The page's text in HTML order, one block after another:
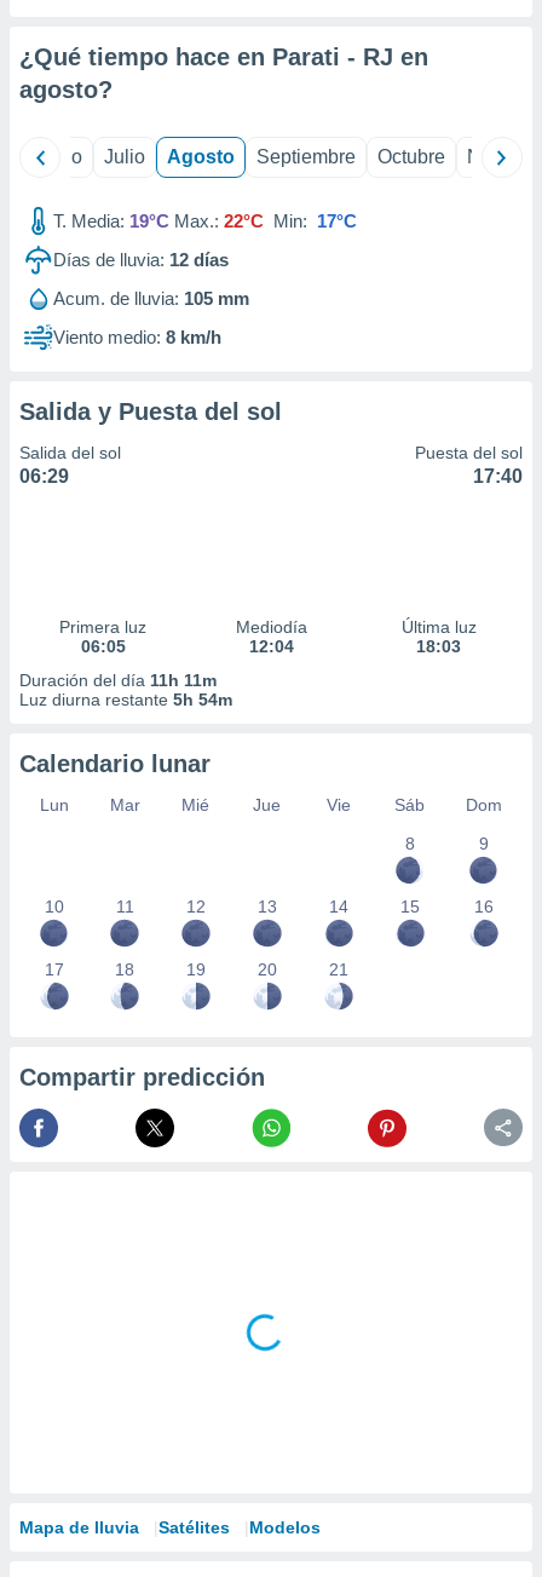
e
de
¿Qué tiempo hace en Parati - RJ en
agosto?
Junio Julio Agosto Septiembre Octubre
T. Media: 19°C Max.: 22°C Min: 17°C
Días de lluvia: 12 días
Acum. de lluvia: 105 mm
Viento medio: 8 km/h
Salida y Puesta del sol
Salida del sol
06:29
Puesta del sol
17:40
Primera luz
06:05
Mediodía
12:04
Última luz
18:03
Duración del día 11h 11m
Luz diurna restante 5h 54m
Calendario lunar
Lun Mar Mié Jue Vie Sáb
Dom
8
9
10 11 12 13 14 15 16
17 18 19 20 21
Compartir predicción
Mapa de lluvia Satélites Modelos